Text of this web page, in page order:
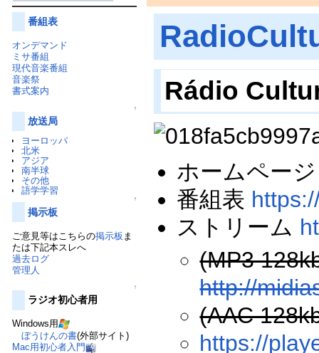
番組表
オンデマンド
ミサ番組
現代音楽番組
音楽祭
書式案内
↑
放送局
ヨーロッパ
北米
アジア
南半球
その他
語学学習
↑
掲示板
ご意見等はこちらの掲示板 ま
たは下記本スレへ
過去ログ
管理人
↑
ラジオ初心者用
Windows用
ぼうけんの書(外部サイト)
Mac用初心者入門
Rádio
ホームペー
番組表
ストリーム
(MP3
http://
(AAC
https://